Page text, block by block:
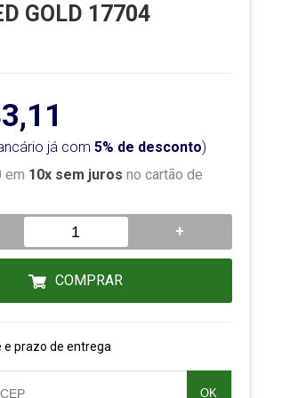
GOLD 17704
já com 5% de desconto)
em 10x sem juros no cartão de
+
COMPRAR
e prazo de entrega
OK